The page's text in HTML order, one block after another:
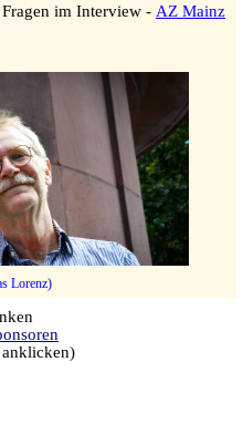
Fragen im Interview - AZ Mainz
Lorenz)